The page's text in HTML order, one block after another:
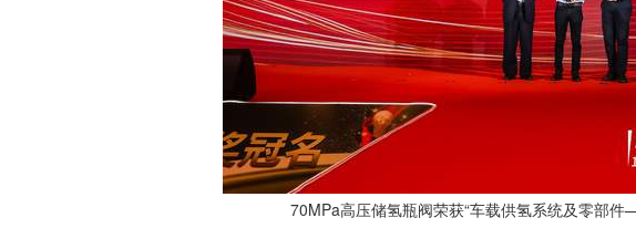
70MPa高压储氢瓶阀荣获“车载供氢系统及零部